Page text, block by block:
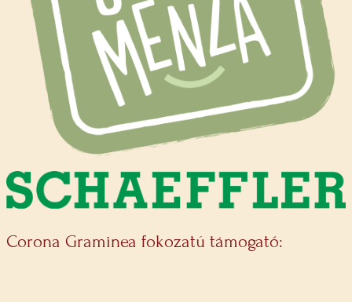
Corona Graminea fokozatú támogató: